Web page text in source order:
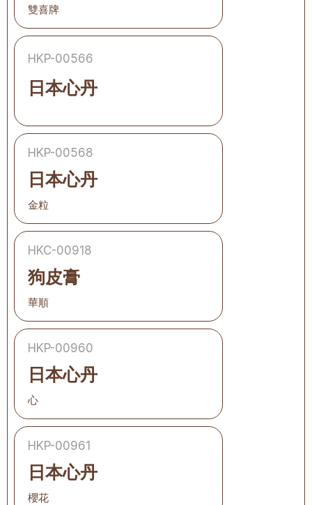
雙喜牌
HKP-00566
日本心丹
HKP-00568
日本心丹
金粒
HKC-00918
狗皮膏
華順
HKP-00960
日本心丹
心
HKP-00961
日本心丹
櫻花